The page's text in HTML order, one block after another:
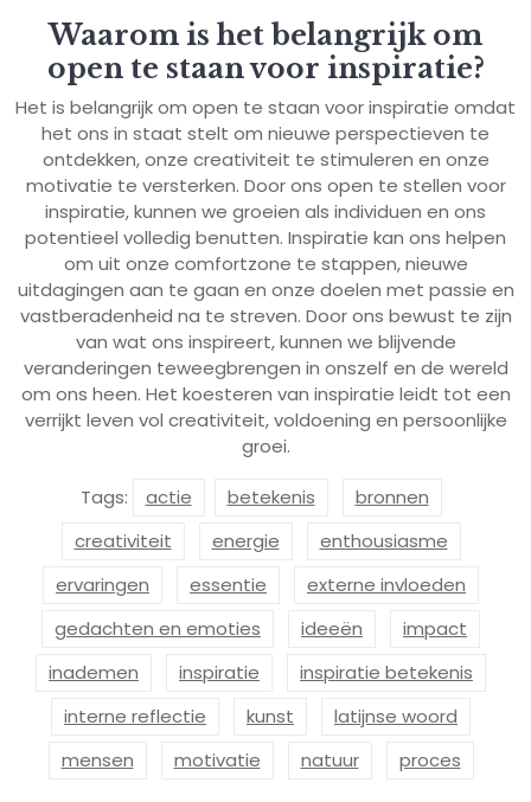
Waarom is het belangrijk om
open te staan voor inspiratie?
Het is belangrijk om open te staan voor inspiratie omdat
het ons in staat stelt om nieuwe perspectieven te
ontdekken, onze creativiteit te stimuleren en onze
motivatie te versterken. Door ons open te stellen voor
inspiratie, kunnen we groeien als individuen en ons
potentieel volledig benutten. Inspiratie kan ons helpen
om uit onze comfortzone te stappen, nieuwe
uitdagingen aan te gaan en onze doelen met passie en
vastberadenheid na te streven. Door ons bewust te zijn
van wat ons inspireert, kunnen we blijvende
veranderingen teweegbrengen in onszelf en de wereld
om ons heen. Het koesteren van inspiratie leidt tot een
verrijkt leven vol creativiteit, voldoening en persoonlijke
groei.
Tags: actie betekenis
bronnen
creativiteit
energie
enthousiasme
ervaringen
essentie
externe invloeden
gedachten en emoties
ideeën
impact
inademen
inspiratie
inspiratie betekenis
interne reflectie
kunst
latijnse woord
mensen
motivatie natuur proces